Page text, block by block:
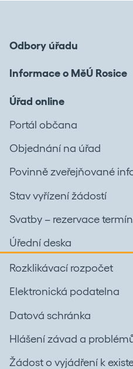
Odbory úřadu
Informace o MěÚ Rosice
Úřad online
Portál občana
Objednání na úřad
Povinně zveřejňované
Stav vyřízení žádostí
Svatby – rezervace
Úřední deska
Rozklikávací rozpočet
Elektronická podatelna
Datová schránka
Hlášení závad a
Žádost o vyjádření k